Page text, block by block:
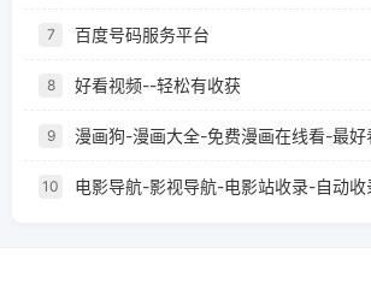
7 百度号码服务平台
8 好看视频--轻松有收获
9 漫画狗-漫画大全-免费漫画在线看-最好
10 电影导航-影视导航-电影站收录-自动